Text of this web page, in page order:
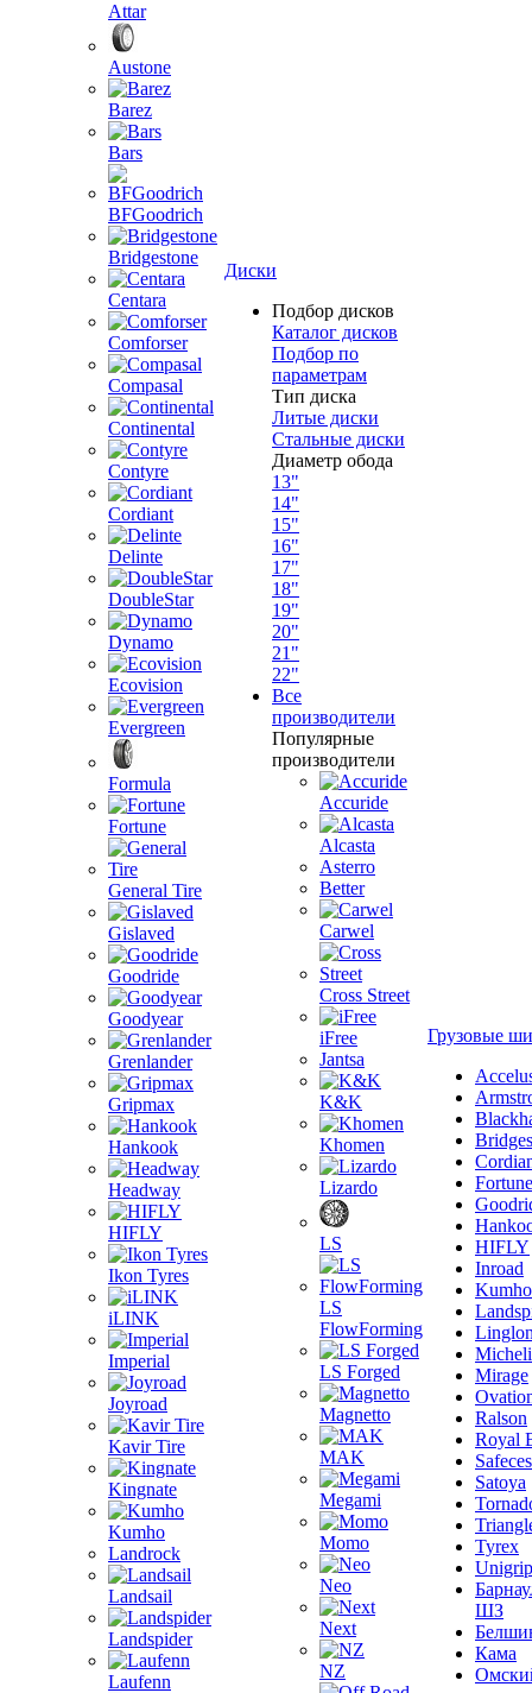
Attar
Austone
Barez
Bars
BFGoodrich
Bridgestone
Centara
Comforser
Compasal
Continental
Contyre
Cordiant
Delinte
DoubleStar
Dynamo
Ecovision
Evergreen
Formula
Fortune
General Tire
Gislaved
Goodride
Goodyear
Grenlander
Gripmax
Hankook
Headway
HIFLY
Ikon Tyres
iLINK
Imperial
Joyroad
Kavir Tire
Kingnate
Kumho
Landrock
Landsail
Landspider
Laufenn
Диски
Подбор дисков
Каталог дисков
Подбор по
параметрам
Тип диска
Литые диски
Стальные диски
Диаметр обода
13"
14"
15"
16"
17"
18"
19"
20"
21"
22"
Все
производители
Популярные
производители
Accuride
Alcasta
Asterro
Better
Carwel
Cross Street
iFree
Jantsa
K&K
Khomen
Lizardo
LS
LS
FlowForming
LS Forged
Magnetto
MAK
Megami
Momo
Neo
Next
NZ
Грузовые
Fortune
HIFLY
Inroad
Kumho
Mirage
Ralson
Royal
Satoya
Tyrex
Unigrip
ШЗ
Кама